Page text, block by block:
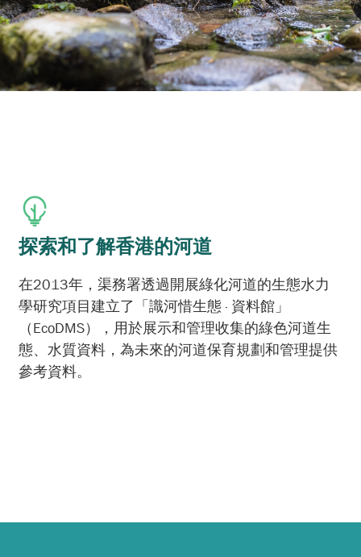
探索和了解香港的河道
在2013年，渠務署透過開展綠化河道的生態水力
學研究項目建立了「識河惜生態 · 資料館」
（EcoDMS），用於展示和管理收集的綠色河道生
態、水質資料，為未來的河道保育規劃和管理提供
參考資料。